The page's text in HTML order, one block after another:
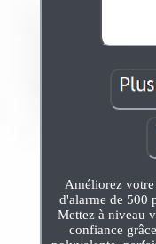
Améliorez votre
d'alarme de 500
Mettez à niveau
confiance